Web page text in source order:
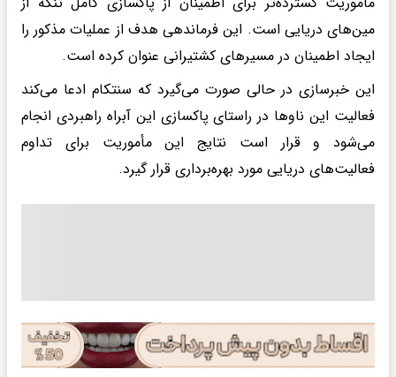
مین‌های دریایی است. این فرماندهی هدف از عملیات مذکور را
ایجاد اطمینان در مسیرهای کشتیرانی عنوان کرده است.
این خبرسازی در حالی صورت می‌گیرد که سنتکام ادعا می‌کند
فعالیت این ناوها در راستای پاکسازی این آبراه راهبردی انجام
می‌شود و قرار است نتایج این مأموریت برای تداوم
فعالیت‌های دریایی مورد بهره‌برداری قرار گیرد.